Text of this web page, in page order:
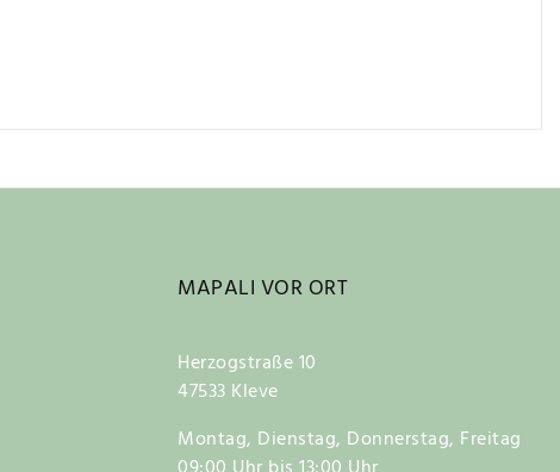
MAPALI VOR ORT
Herzogstraße 10
47533 Kleve
Montag, Dienstag, Donnerstag, Freitag